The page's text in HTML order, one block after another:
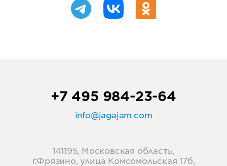
+7 495 984-23-64
info@jagajam.com
141195, Московская область,
г.Фрязино, улица Комсомольская 17б,